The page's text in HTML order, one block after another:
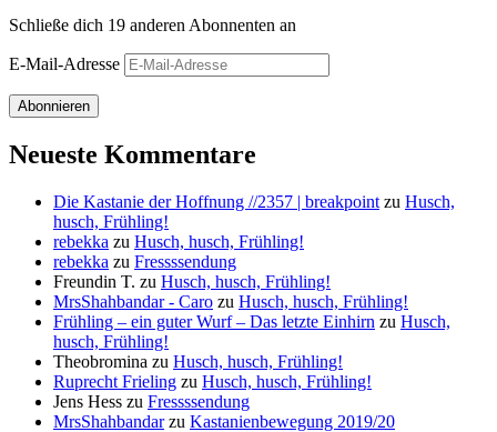
Schließe dich 19 anderen Abonnenten an
E-Mail-Adresse
Abonnieren
Neueste Kommentare
Die Kastanie der Hoffnung //2357 | breakpoint zu Husch,
husch, Frühling!
rebekka zu Husch, husch, Frühling!
rebekka zu Fressssendung
Freundin T. zu Husch, husch, Frühling!
MrsShahbandar - Caro zu Husch, husch, Frühling!
Frühling – ein guter Wurf – Das letzte Einhirn zu Husch,
husch, Frühling!
Theobromina zu Husch, husch, Frühling!
Ruprecht Frieling zu Husch, husch, Frühling!
Jens Hess zu Fressssendung
MrsShahbandarzu Kastanienbewegung 2019/20